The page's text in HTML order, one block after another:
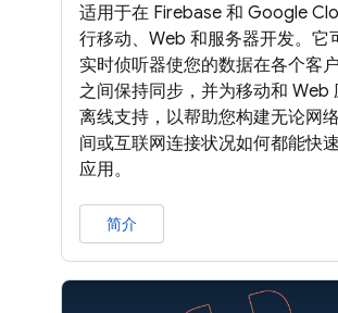
适用于在 Firebase 和 Google
行移动、Web 和服务器开发。它
实时侦听器使您的数据在各个客
之间保持同步，并为移动和 Web
离线支持，以帮助您构建无论网
间或互联网连接状况如何都能快
应用。
简介